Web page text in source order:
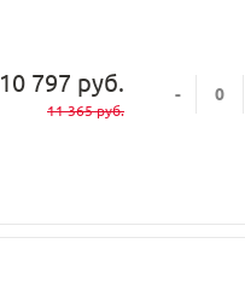
10 797 руб.
11 365 руб.
-